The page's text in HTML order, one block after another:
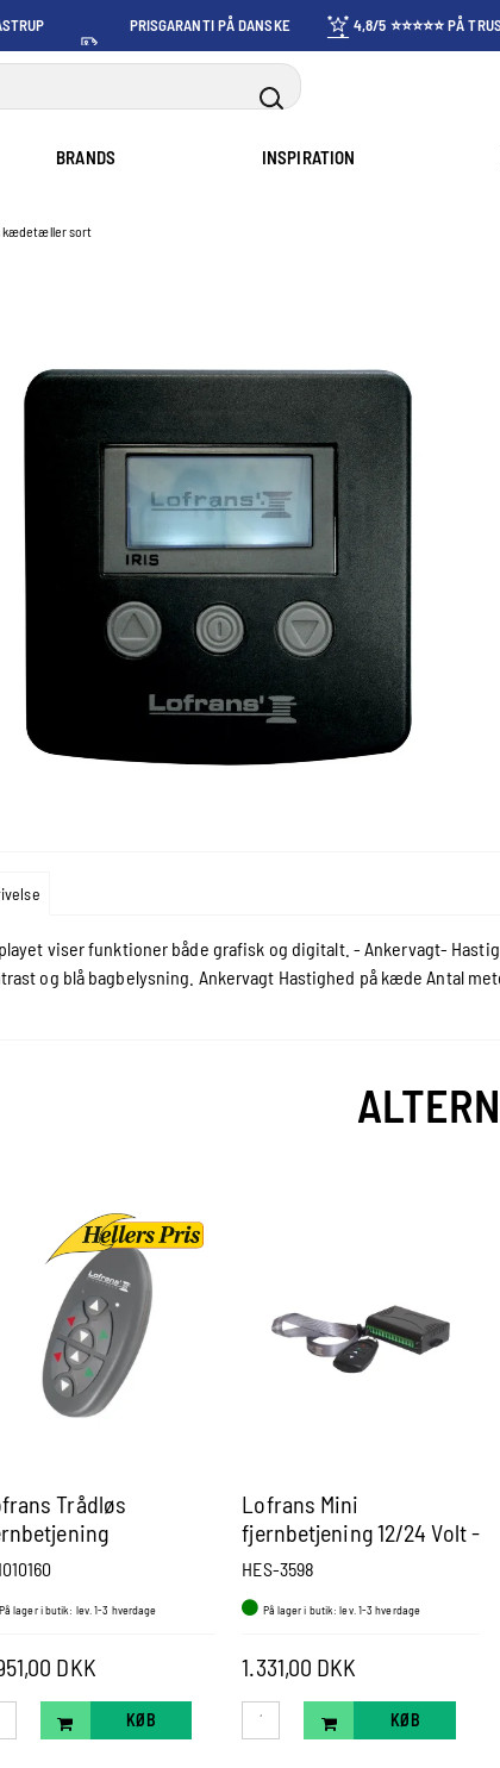
PRISGARANTI PÅ DANSKE
PRISER
4,8/5 ⭐⭐⭐⭐⭐ PÅ
BRANDS INSPIRATION
kædetæller sort
viser funktioner både grafisk og digitalt. - Ankervagt-
og blå bagbelysning. Ankervagt Hastighed på kæde Antal
Trådløs
På lager i butik: lev. 1-3 hverdage
DKK
KØB
Lofrans Mini
fjernbetjening 12/24 Volt -
10Amp IP67
HES-3598
På lager i butik: lev. 1-3 hverdage
1.331,00 DKK
KØB